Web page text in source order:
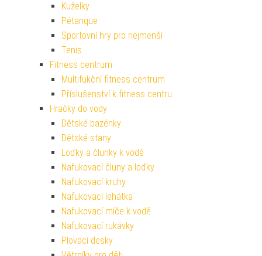
Kuželky
Pétanque
Sportovní hry pro nejmenší
Tenis
Fitness centrum
Multifukční fitness centrum
Příslušenství k fitness centru
Hračky do vody
Dětské bazénky
Dětské stany
Loďky a člunky k vodě
Nafukovací čluny a loďky
Nafukovací kruhy
Nafukovací lehátka
Nafukovací míče k vodě
Nafukovací rukávky
Plovací desky